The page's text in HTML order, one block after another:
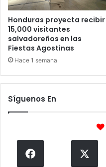
Honduras proyecta recibir
15,000 visitantes
salvadoreños en las
Fiestas Agostinas
Hace 1 semana
Síguenos En